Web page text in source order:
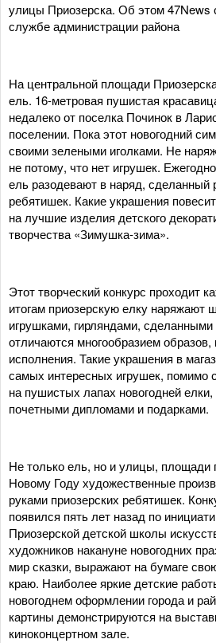
улицы Приозерска. Об этом 47News
службе администрации района
На центральной площади
ель. 16-метровая пушистая
недалеко от поселка Починок в
поселении. Пока этот новогодний
своими зелеными иголками. Не
не потому, что нет игрушек.
ель разодевают в наряд, сделанный
ребятишек. Какие украшения
на лучшие изделия детского
творчества «Зимушка-зима».
Этот творческий конкурс проходит
итогам приозерскую елку наряжают
игрушками, гирляндами,
отличаются многообразием образов,
исполнения. Такие украшения в
самых интересных игрушек, помимо
на пушистых лапах новогодней
почетными дипломами и подарками.
Не только ель, но и улицы, площади
Новому Году художественные
руками приозерских ребятишек.
появился пять лет назад по
Приозерской детской школы
художников накануне новогодних
мир сказки, выражают на бумаге
краю. Наиболее яркие детские
новогоднем оформлении города и
картины демонстрируются на
киноконцертном зале.